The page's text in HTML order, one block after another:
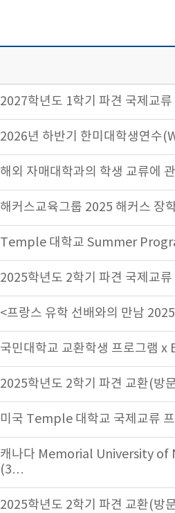
2027학년도 1학기 파견 국제교
2026년 하반기 한미대학생연수
해외 자매대학과의 학생 교류에
해커스교육그룹 2025 해커스 장
Temple 대학교 Summer
2025학년도 2학기 파견 국제교
<프랑스 유학 선배와의 만남
국민대학교 교환학생 프로그램 x
2025학년도 2학기 파견 교환(방
미국 Temple 대학교 국제교류
캐나다 Memorial University of
(3…
2025학년도 2학기 파견 교환(방